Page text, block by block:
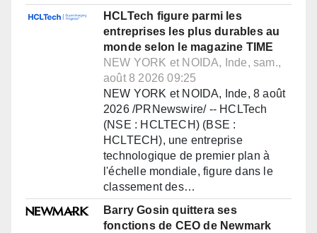
HCLTech figure parmi les
entreprises les plus durables au
monde selon le magazine TIME
NEW YORK et NOIDA, Inde, sam.,
août 8 2026 09:25
NEW YORK et NOIDA, Inde, 8 août
2026 /PRNewswire/ -- HCLTech
(NSE : HCLTECH) (BSE :
HCLTECH), une entreprise
technologique de premier plan à
l'échelle mondiale, figure dans le
classement des…
Barry Gosin quittera ses
fonctions de CEO de Newmark